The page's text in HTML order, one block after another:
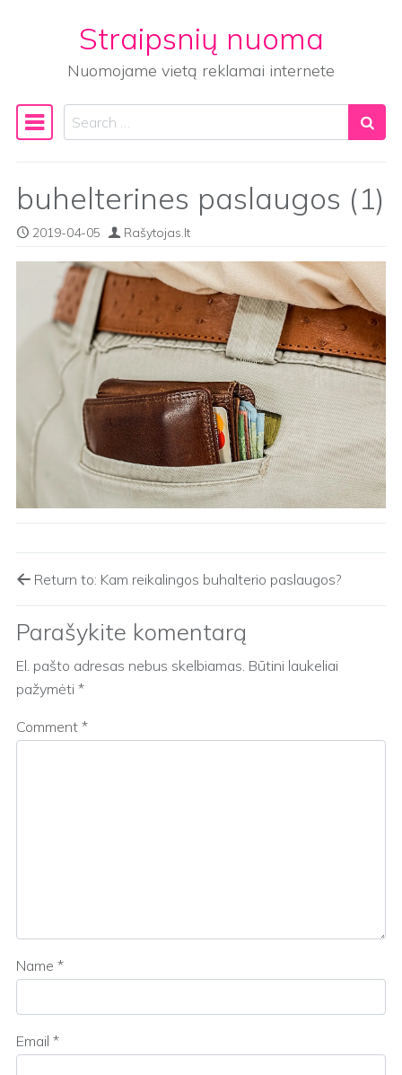
Straipsnių nuoma
Nuomojame vietą reklamai internete
Main Navigation
Search
buhelterines paslaugos (1)
2019-04-05 Rašytojas.lt
Return to: Kam reikalingos buhalterio paslaugos?
Parašykite komentarą
El. pašto adresas nebus skelbiamas. Būtini laukeliai
pažymėti *
Comment *
Name *
Email *